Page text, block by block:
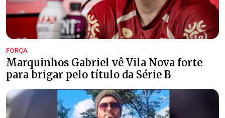
FORÇA
Marquinhos Gabriel vê Vila Nova forte
para brigar pelo título da Série B